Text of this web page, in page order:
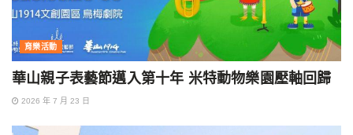
育樂活動
華山親子表藝節邁入第十年 米特動物樂園壓軸回歸
2026 年 7 月 23 日